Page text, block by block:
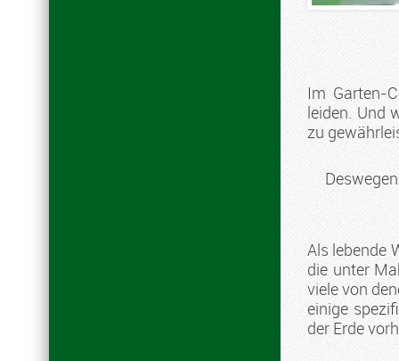
Im Garten-
leiden. Und
zu
Als lebende
die unter
viele von
einige
der Erde